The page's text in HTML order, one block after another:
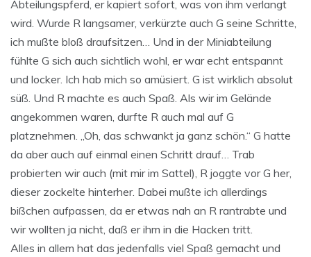
Abteilungspferd, er kapiert sofort, was von ihm verlangt
wird. Wurde R langsamer, verkürzte auch G seine Schritte,
ich mußte bloß draufsitzen… Und in der Miniabteilung
fühlte G sich auch sichtlich wohl, er war echt entspannt
und locker. Ich hab mich so amüsiert. G ist wirklich absolut
süß. Und R machte es auch Spaß. Als wir im Gelände
angekommen waren, durfte R auch mal auf G
platznehmen. „Oh, das schwankt ja ganz schön.“ G hatte
da aber auch auf einmal einen Schritt drauf… Trab
probierten wir auch (mit mir im Sattel), R joggte vor G her,
dieser zockelte hinterher. Dabei mußte ich allerdings
bißchen aufpassen, da er etwas nah an R rantrabte und
wir wollten ja nicht, daß er ihm in die Hacken tritt.
Alles in allem hat das jedenfalls viel Spaß gemacht und